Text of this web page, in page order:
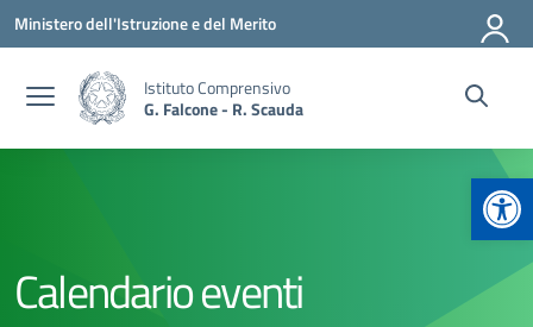
Vai ai contenuti
Vai al menu di navigazione
Vai al footer
Ministero dell'Istruzione e del Merito
Istituto Comprensivo
G. Falcone - R. Scauda
Calendario eventi